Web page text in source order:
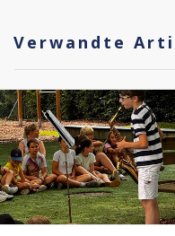
Verwandte